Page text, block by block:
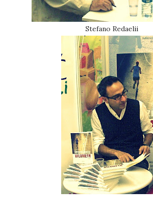
Stefano Redaelii